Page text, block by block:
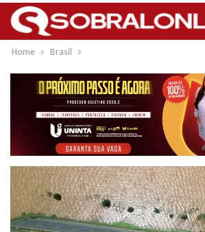
Home Brasil